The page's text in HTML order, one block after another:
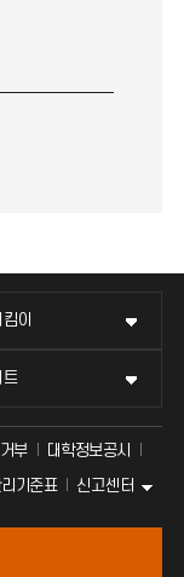
이
트
부
대학정보공시
기준표 신고센터